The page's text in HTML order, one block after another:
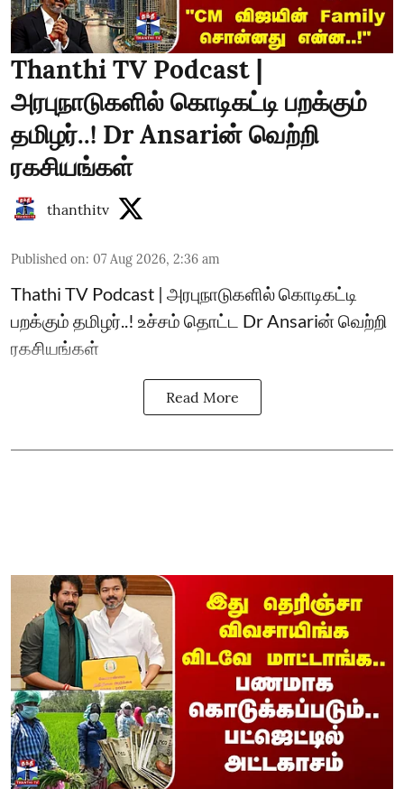
Thanthi TV Podcast |
அரபுநாடுகளில் கொடிகட்டி பறக்கும்
தமிழர்..! Dr Ansariன் வெற்றி
ரகசியங்கள்
thanthitv
Published on: 07 Aug 2026, 2:36 am
Thathi TV Podcast | அரபுநாடுகளில் கொடிகட்டி
பறக்கும் தமிழர்..! உச்சம் தொட்ட Dr Ansariன் வெற்றி
ரகசியங்கள்
Read More